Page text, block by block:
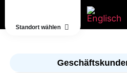
Standort wählen